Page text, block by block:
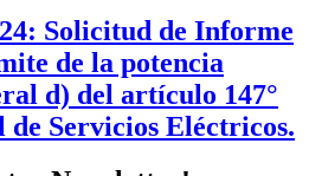
Solicitud de Informe
de la potencia
d) del artículo 147°
de Servicios Eléctricos.